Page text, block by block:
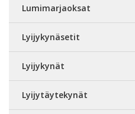
Lumimarjaoksat
Lyijykynäsetit
Lyijykynät
Lyijytäytekynät